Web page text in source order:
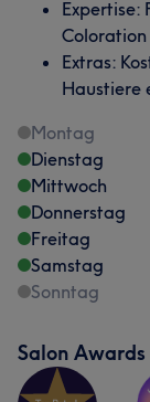
Was unsere
Sympathisch 11
Expertise:
Coloration
Extras:
Haustiere
Montag
Dienstag
Mittwoch
Donnerstag
Freitag
Samstag
Sonntag
Salon Awards